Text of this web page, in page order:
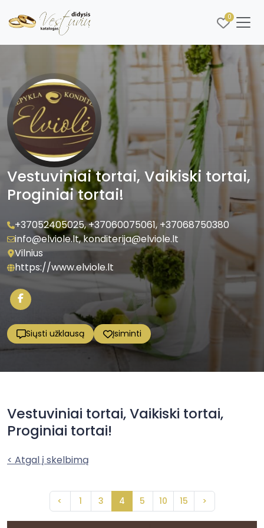
0
Vestuviniai tortai, Vaikiski tortai,
Proginiai tortai!
+37052405025,+37060075061, +37068750380
info@elviole.lt,konditerija@elviole.lt
Vilnius
https://www.elviole.lt
Siųsti užklausą Įsiminti
Vestuviniai tortai, Vaikiski tortai,
Proginiai tortai!
< Atgal į skelbimą
< 1 3 4 5 10 15 >